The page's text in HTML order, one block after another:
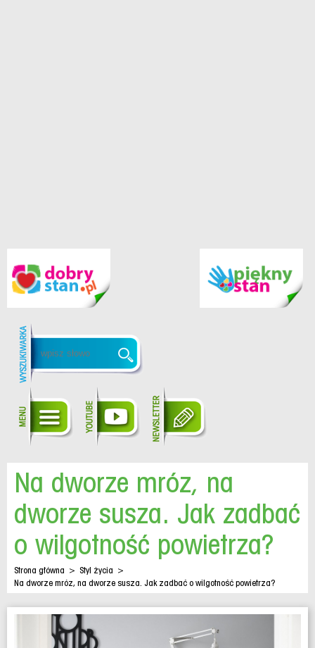
Na dworze mróz, na
dworze susza. Jak zadbać
o wilgotność powietrza?
Strona główna > Styl życia >
Na dworze mróz, na dworze susza. Jak zadbać o wilgotność powietrza?